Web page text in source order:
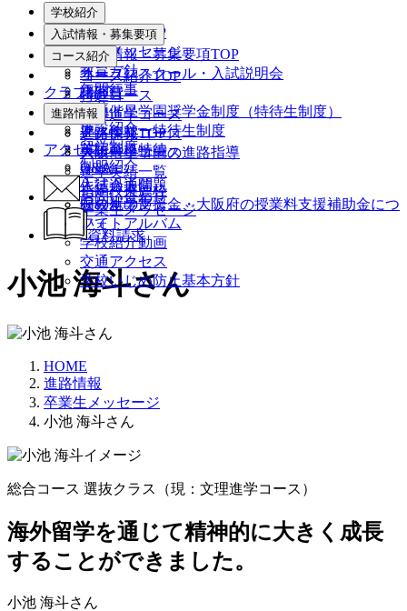
学校紹介
学校紹介TOP
校長メッセージ
教育方針
年間行事
沿革
施設紹介
留学制度
制服紹介
生徒会通信
在校生の声
フォトアルバム
学校紹介動画
交通アクセス
学校いじめ防止基本方針
入試情報・募集要項
入試情報・募集要項TOP
オープンスクール・入試説明会
諸経費
大阪偕星学園奨学金制度（特待生制度）
ファミリー特待生制度
英語資格特待
Q&A
入試過去問題
国の就学支援金・大阪府の授業料支援補助金につ
いて
コース紹介
コース紹介TOP
特進コース
文理進学コース
進路探究コース
スポーツコース
クラブ紹介
進路情報
進路情報TOP
大阪偕星学園の進路指導
進学実績一覧
指定校推薦枠
卒業生メッセージ
アクセス
お問い合わせ
資料請求
小池 海斗さん
HOME
進路情報
卒業生メッセージ
小池 海斗さん
総合コース 選抜クラス（現：文理進学コース）
海外留学を通じて精神的に大きく成長
することができました。
小池 海斗さん